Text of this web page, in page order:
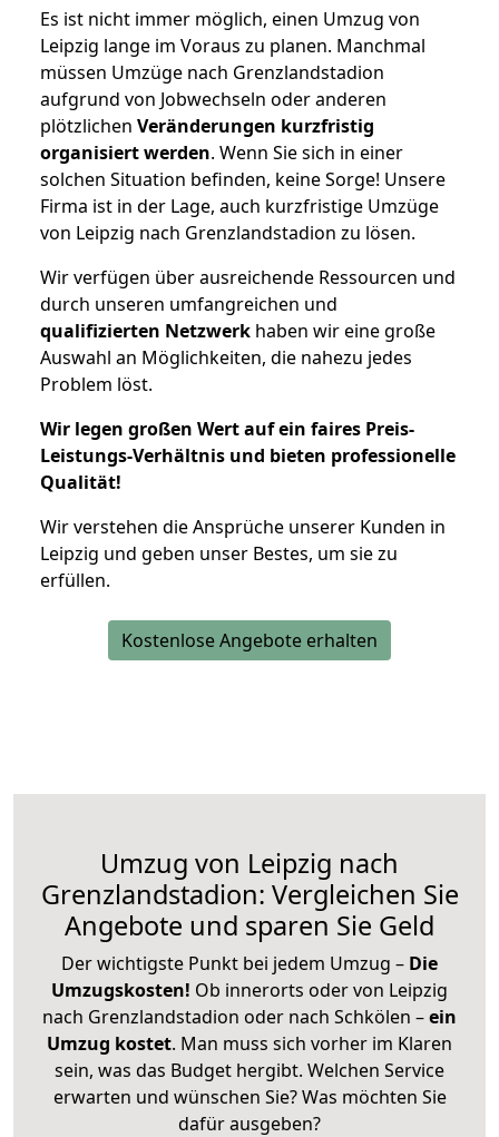
Es ist nicht immer möglich, einen Umzug von
Leipzig lange im Voraus zu planen. Manchmal
müssen Umzüge nach Grenzlandstadion
aufgrund von Jobwechseln oder anderen
plötzlichen Veränderungen kurzfristig
organisiert werden. Wenn Sie sich in einer
solchen Situation befinden, keine Sorge! Unsere
Firma ist in der Lage, auch kurzfristige Umzüge
von Leipzig nach Grenzlandstadion zu lösen.
Wir verfügen über ausreichende Ressourcen und
durch unseren umfangreichen und
qualifizierten Netzwerk haben wir eine große
Auswahl an Möglichkeiten, die nahezu jedes
Problem löst.
Wir legen großen Wert auf ein faires Preis-
Leistungs-Verhältnis und bieten professionelle
Qualität!
Wir verstehen die Ansprüche unserer Kunden in
Leipzig und geben unser Bestes, um sie zu
erfüllen.
Kostenlose Angebote erhalten
Umzug von Leipzig nach
Grenzlandstadion: Vergleichen Sie
Angebote und sparen Sie Geld
Der wichtigste Punkt bei jedem Umzug – Die
Umzugskosten! Ob innerorts oder von Leipzig
nach Grenzlandstadion oder nach Schkölen –ein
Umzug kostet. Man muss sich vorher im Klaren
sein, was das Budget hergibt. Welchen Service
erwarten und wünschen Sie? Was möchten Sie
dafür ausgeben?